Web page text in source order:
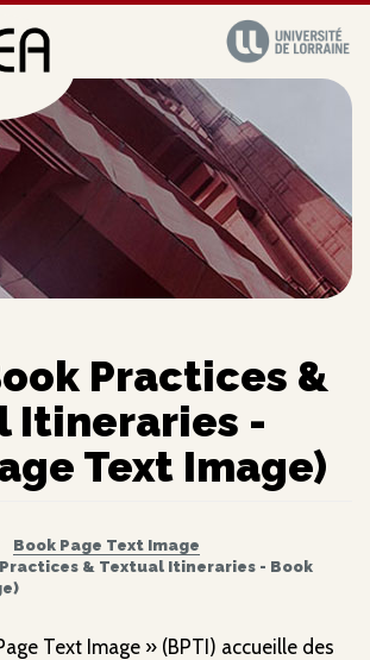
Practices &
Itineraries -
Text Image)
Book Page Text Image
Practices & Textual Itineraries - Book
Text Image » (BPTI) accueille des